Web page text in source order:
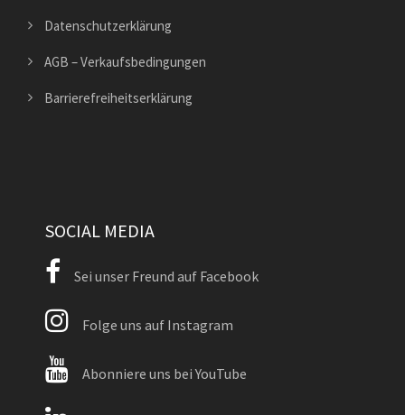
Datenschutzerklärung
AGB – Verkaufsbedingungen
Barrierefreiheitserklärung
SOCIAL MEDIA
Sei unser Freund auf Facebook
Folge uns auf Instagram
Abonniere uns bei YouTube